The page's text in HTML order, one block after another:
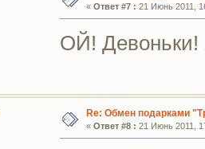
« Ответ #7 : 21 Июнь 2011,
ОЙ! Девоньки!
Re: Обмен подарками
« Ответ #8 : 21 Июнь 2011,